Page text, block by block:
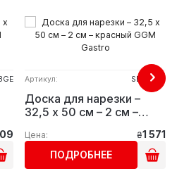
Артикул: SBP503R
Доска для нарезки –
32,5 x 50 см – 2 см –
Цена: ₴1 571
ПОДРОБНЕЕ